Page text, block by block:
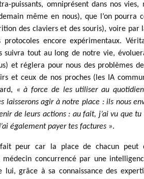
puissants, omniprésent dans nos
même en nous), que l’on
des claviers et des souris), voire par
protocoles encore expérimentaux.
suivra tout au long de notre vie,
et réglera pour nous des problèmes
et ceux de nos proches (les IA
« à force de les utiliser au
laisserons agir à notre place : ils nous
de leurs actions : au fait, j’ai vu que
également payer tes factures ».
fait peur car la place de chacun
médecin concurrencé par une
lui, grâce à sa connaissance des